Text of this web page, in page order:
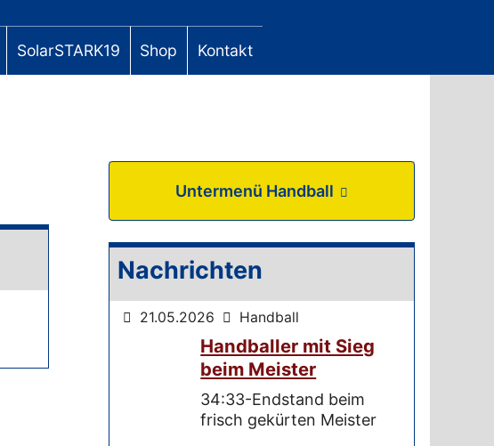
SolarSTARK19 Shop Kontakt
Untermenü Handball
Nachrichten
21.05.2026 Handball
Handballer mit Sieg
beim Meister
34:33-Endstand beim
frisch gekürten Meister